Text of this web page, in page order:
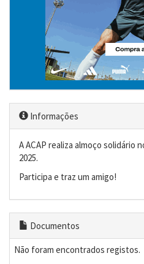
Informações
A ACAP realiza almoço solidário
2025.
Participa e traz um amigo!
Documentos
Não foram encontrados registos.